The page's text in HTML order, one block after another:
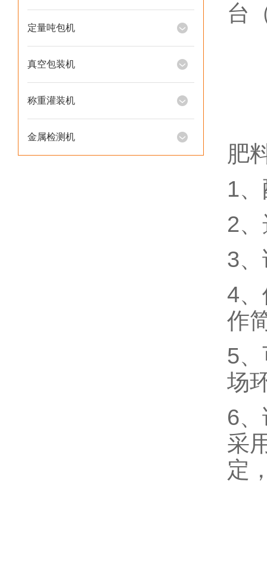
定量吨包机
真空包装机
称重灌装机
金属检测机
台
肥
1
2
3
4
作
5
场
6
采
定